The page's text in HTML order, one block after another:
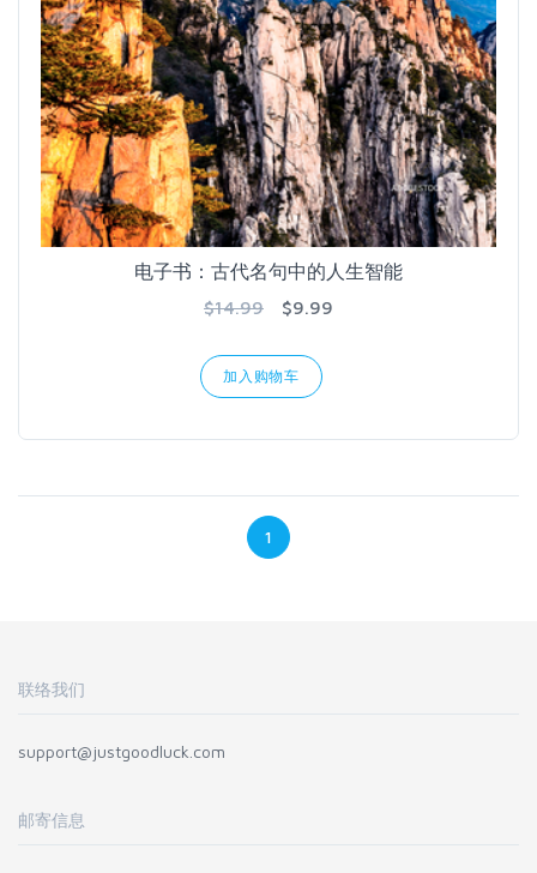
电子书：古代名句中的人生智能
$14.99
$9.99
加入购物车
1
联络我们
support@justgoodluck.com
邮寄信息